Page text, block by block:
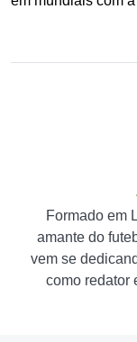
Formado em
amante do
vem se
como redator